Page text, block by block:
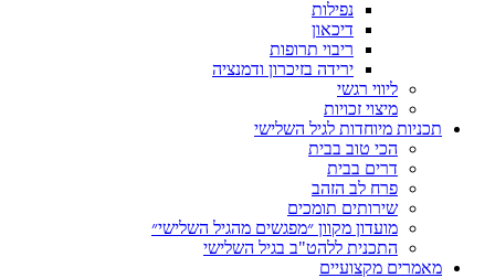
ריבוי תרופות
ירידה בזיכרון ודמנציה
מיצוי זכויות
מיוחדות לגיל השלישי
הכי טוב בבית
דרים בבית
פרח לב הזהב
שירותים תומכים
מועדון מקוון ״מפגשים מהגיל השלישי״
התכנית ללהט"ב בגיל השלישי
מקצועיים